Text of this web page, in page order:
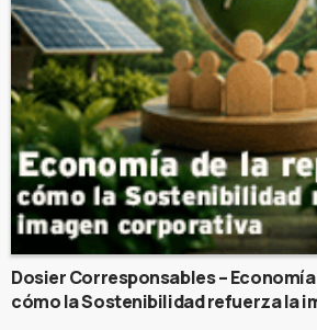
Dosier Corresponsables –
cómo la Sostenibilidad refuerza la